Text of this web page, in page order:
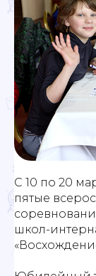
С 10 по 20
пятые
школ-